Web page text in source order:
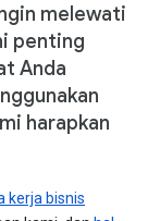
melewati
penting
Anda
harapkan
kerja bisnis